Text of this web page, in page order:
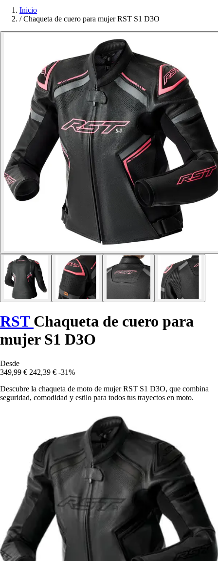
Inicio
/ Chaqueta de cuero para mujer RST S1 D3O
RST Chaqueta de cuero para
mujer S1 D3O
Desde
349,99 € 242,39 € -31%
Descubre la chaqueta de moto de mujer RST S1 D3O, que combina
seguridad, comodidad y estilo para todos tus trayectos en moto.